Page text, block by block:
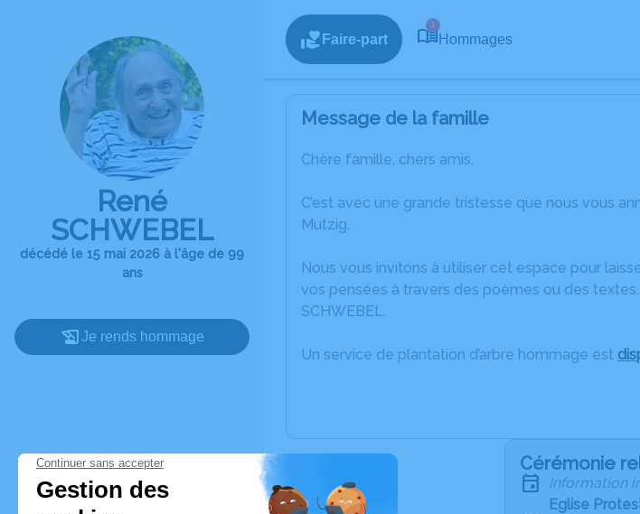
René
SCHWEBEL
décédé le 15 mai 2026 à l'âge de 99
ans
Je rends hommage
Faire-part
1
Hommages
Message de la famille
Chère famille, chers amis,
C’est avec une grande tristesse que nous vous
Mutzig.
Nous vous invitons à utiliser cet espace pour
vos pensées à travers des poèmes ou des
SCHWEBEL.
Un service de plantation d’arbre hommage est
Cérémonie
Information
Eglise